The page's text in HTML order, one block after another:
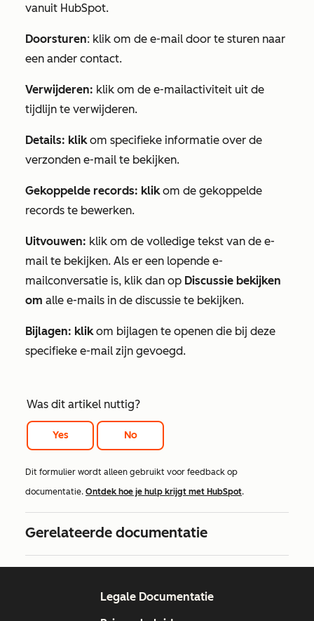
vanuit HubSpot.
Doorsturen: klik om de e-mail door te sturen naar
een ander contact.
Verwijderen: klik om de e-mailactiviteit uit de
tijdlijn te verwijderen.
Details: klikom specifieke informatie over de
verzonden e-mail te bekijken.
Gekoppelde records: klikom de gekoppelde
records te bewerken.
Uitvouwen: klik om de volledige tekst van de e-
mail te bekijken. Als er een lopende e-
mailconversatie is, klik dan op Discussie bekijken
om alle e-mails in de discussie te bekijken.
Bijlagen: klikom bijlagen te openen die bij deze
specifieke e-mail zijn gevoegd.
Was dit artikel nuttig?
Yes No
Dit formulier wordt alleen gebruikt voor feedback op
documentatie. Ontdek hoe je hulp krijgt met HubSpot.
Gerelateerde documentatie
Legale Documentatie